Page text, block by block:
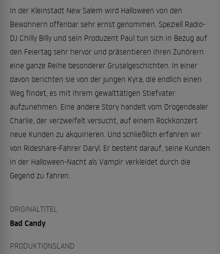
In der Kleinstadt New Salem wird Halloween von den
Bewohnern offenbar sehr ernst genommen. Speziell Radio-
DJ Chilly Billy und sein Produzent Paul tun sich in Bezug auf
den Feiertag sehr hervor und präsentieren ihren Zuhörern
eine ganze Reihe besonderer Gruselgeschichten. In einer
davon berichten sie von der jungen Kyra, die endlich einen
Weg findet, es mit ihrem gewalttätigen Stiefvater
aufzunehmen. Eine andere Story handelt vom Drogendealer
Charlie, der verzweifelt versucht, auf einem Rockkonzert
neue Kunden zu akquirieren. Und schließlich erfahren wir
von Rideshare-Fahrer Daryl. Er besteht darauf, seine Kunden
in der Halloween-Nacht als Vampir verkleidet durch die
Gegend zu fahren.
ORIGINALTITEL
Bad Candy
PRODUKTIONSLAND